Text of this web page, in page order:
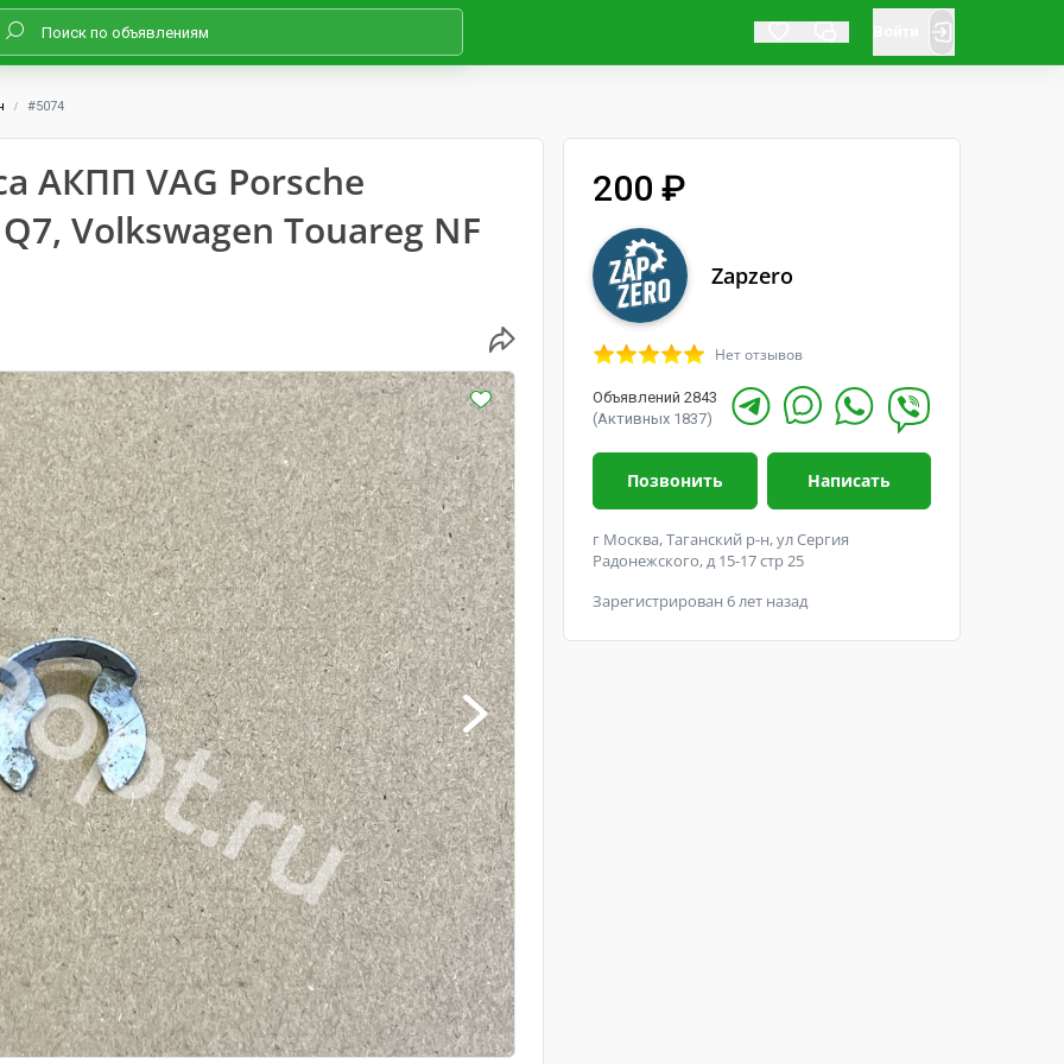
#5074
АКПП VAG Porsche
Volkswagen Touareg NF
200 ₽
Zapzero
Нет отзывов
Объявлений 2843
(Активных 1837)
Позвонить Написать
г Москва, Таганский р-н, ул Сергия
Радонежского, д 15-17 стр 25
Зарегистрирован 6 лет назад